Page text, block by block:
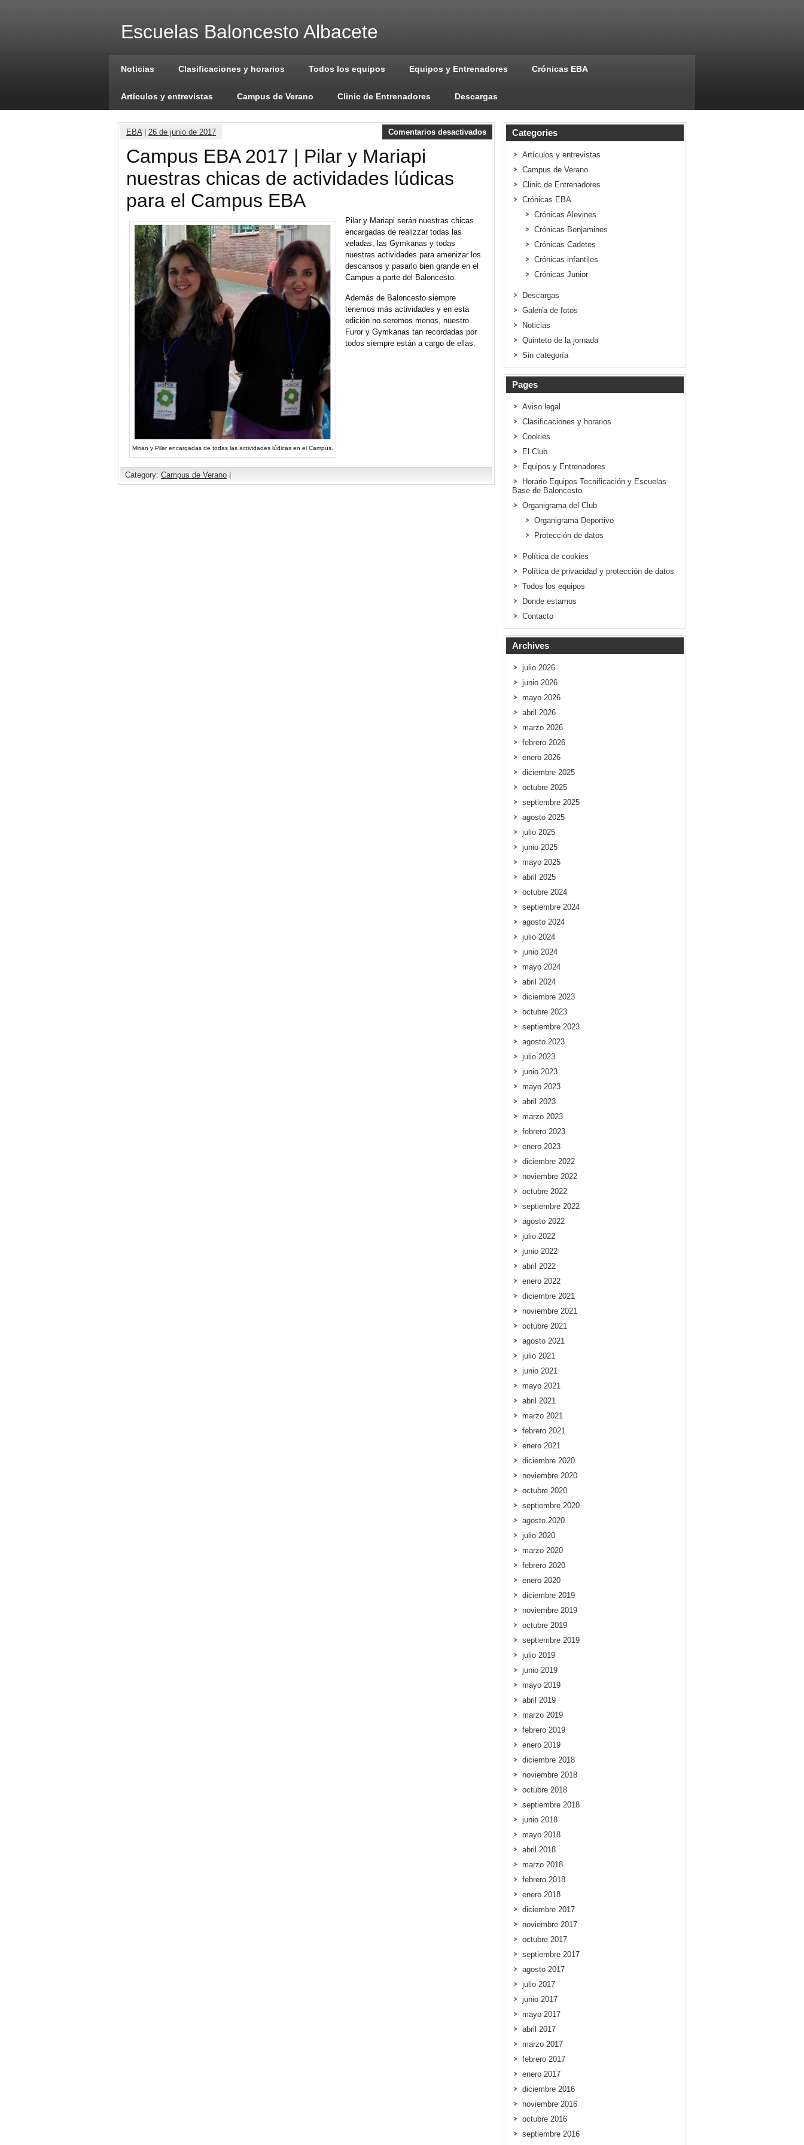
Escuelas Baloncesto Albacete
Noticias Clasificaciones y horarios Todos los equipos Equipos y Entrenadores Crónicas EBA
Artículos y entrevistas Campus de Verano Clinic de Entrenadores Descargas
EBA| 26 de junio de 2017 Comentarios desactivados
Campus EBA 2017 | Pilar y Mariapi
nuestras chicas de actividades lúdicas
para el Campus EBA
Mirian y Pilar encargadas de todas las actividades lúdicas en el Campus.
Pilar y Mariapi serán nuestras chicas
encargadas de realizzar todas las
veladas, las Gymkanas y todas
nuestras actividades para amenizar los
descansos y pasarlo bien grande en el
Campus a parte del Baloncesto.
Además de Baloncesto siempre
tenemos más actividades y en esta
edición no seremos menos, nuestro
Furor y Gymkanas tan recordadas por
todos siempre están a cargo de ellas.
Category: Campus de Verano
Categories
Artículos y entrevistas
Campus de Verano
Clinic de Entrenadores
Crónicas EBA
Crónicas Alevines
Crónicas Benjamines
Crónicas Cadetes
Crónicas infantiles
Crónicas Junior
Descargas
Galería de fotos
Noticias
Quinteto de la jornada
Sin categoría
Pages
Aviso legal
Clasificaciones y horarios
Cookies
El Club
Equipos y Entrenadores
Horario Equipos Tecnificación y Escuelas
Base de Baloncesto
Organigrama del Club
Organigrama Deportivo
Protección de datos
Política de cookies
Política de privacidad y protección de datos
Todos los equipos
Donde estamos
Contacto
Archives
julio 2026
junio 2026
mayo 2026
abril 2026
marzo 2026
febrero 2026
enero 2026
diciembre 2025
octubre 2025
septiembre 2025
agosto 2025
julio 2025
junio 2025
mayo 2025
abril 2025
octubre 2024
septiembre 2024
agosto 2024
julio 2024
junio 2024
mayo 2024
abril 2024
diciembre 2023
octubre 2023
septiembre 2023
agosto 2023
julio 2023
junio 2023
mayo 2023
abril 2023
marzo 2023
febrero 2023
enero 2023
diciembre 2022
noviembre 2022
octubre 2022
septiembre 2022
agosto 2022
julio 2022
junio 2022
abril 2022
enero 2022
diciembre 2021
noviembre 2021
octubre 2021
agosto 2021
julio 2021
junio 2021
mayo 2021
abril 2021
marzo 2021
febrero 2021
enero 2021
diciembre 2020
noviembre 2020
octubre 2020
septiembre 2020
agosto 2020
julio 2020
marzo 2020
febrero 2020
enero 2020
diciembre 2019
noviembre 2019
octubre 2019
septiembre 2019
julio 2019
junio 2019
mayo 2019
abril 2019
marzo 2019
febrero 2019
enero 2019
diciembre 2018
noviembre 2018
octubre 2018
septiembre 2018
junio 2018
mayo 2018
abril 2018
marzo 2018
febrero 2018
enero 2018
diciembre 2017
noviembre 2017
octubre 2017
septiembre 2017
agosto 2017
julio 2017
junio 2017
mayo 2017
abril 2017
marzo 2017
febrero 2017
enero 2017
diciembre 2016
noviembre 2016
octubre 2016
septiembre 2016